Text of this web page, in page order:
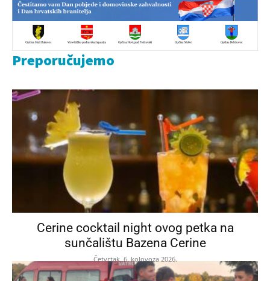
Preporučujemo
Cerine cocktail night ovog petka na
sunčalištu Bazena Cerine
Četvrtak, 6. kolovoza 2026.